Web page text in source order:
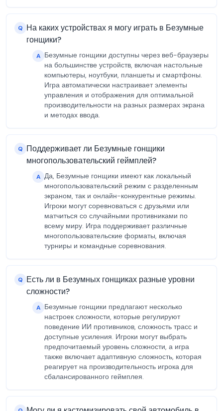
Q На каких устройствах я могу играть в Безумные
гонщики?
A Безумные гонщики доступны через веб-браузеры
на большинстве устройств, включая настольные
компьютеры, ноутбуки, планшеты и смартфоны.
Игра автоматически настраивает элементы
управления и отображения для оптимальной
производительности на разных размерах экрана
и методах ввода.
Q Поддерживает ли Безумные гонщики
многопользовательский геймплей?
A Да, Безумные гонщики имеют как локальный
многопользовательский режим с разделенным
экраном, так и онлайн-конкурентные режимы.
Игроки могут соревноваться с друзьями или
матчиться со случайными противниками по
всему миру. Игра поддерживает различные
многопользовательские форматы, включая
турниры и командные соревнования.
Q Есть ли в Безумных гонщиках разные уровни
сложности?
A Безумные гонщики предлагают несколько
настроек сложности, которые регулируют
поведение ИИ противников, сложность трасс и
доступные усиления. Игроки могут выбрать
предпочитаемый уровень сложности, а игра
также включает адаптивную сложность, которая
реагирует на производительность игрока для
сбалансированного геймплея.